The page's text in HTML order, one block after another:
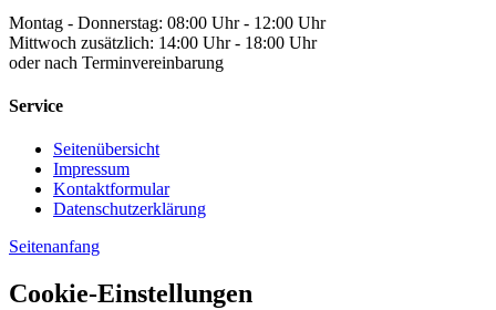
Montag - Donnerstag: 08:00 Uhr - 12:00 Uhr
Mittwoch zusätzlich: 14:00 Uhr - 18:00 Uhr
oder nach Terminvereinbarung
Service
Seitenübersicht
Impressum
Kontaktformular
Datenschutzerklärung
Seitenanfang
Cookie-Einstellungen